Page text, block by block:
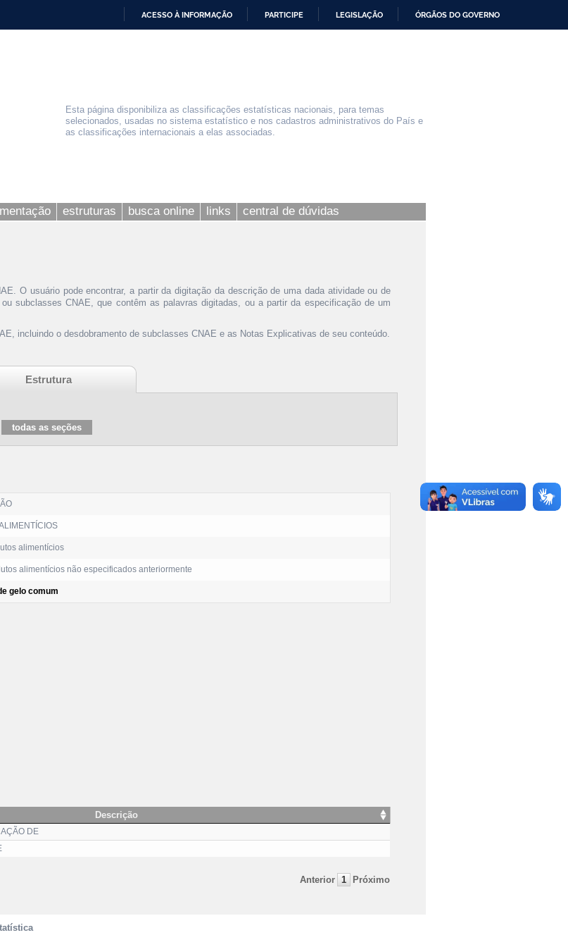
ACESSO À INFORMAÇÃO PARTICIPE LEGISLAÇÃO ÓRGÃOS DO GOVERNO
Esta página disponibiliza as classificações estatísticas nacionais, para temas
selecionados, usadas no sistema estatístico e nos cadastros administrativos do País e
as classificações internacionais a elas associadas.
estruturas busca online links central de dúvidas
O usuário pode encontrar, a partir da digitação da descrição de uma dada atividade ou de
subclasses CNAE, que contêm as palavras digitadas, ou a partir da especificação de um
incluindo o desdobramento de subclasses CNAE e as Notas Explicativas de seu conteúdo.
Estrutura
alimentícios
alimentícios não especificados anteriormente
gelo comum
Descrição
DE
Anterior 1 Próximo